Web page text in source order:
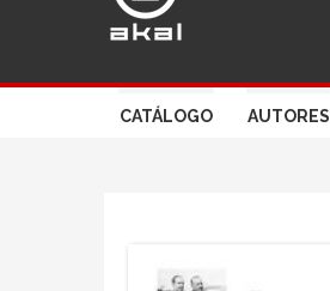
CATÁLOGO AUTORES